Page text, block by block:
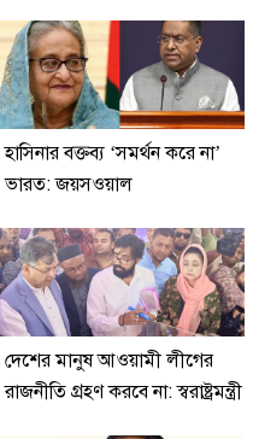
হাসিনার বক্তব্য ‘সমর্থন করে না’
ভারত: জয়সওয়াল
দেশের মানুষ আওয়ামী লীগের
রাজনীতি গ্রহণ করবে না: স্বরাষ্ট্রমন্ত্রী